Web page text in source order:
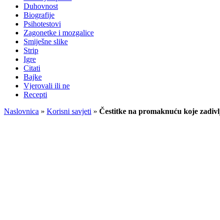
Duhovnost
Biografije
Psihotestovi
Zagonetke i mozgalice
Smiješne slike
Strip
Igre
Citati
Bajke
Vjerovali ili ne
Recepti
Naslovnica » Korisni savjeti » Čestitke na promaknuću koje